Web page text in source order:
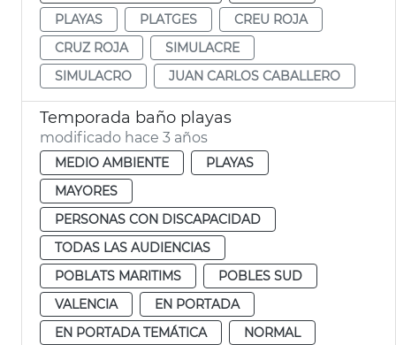
PLAYAS
PLATGES
CREU ROJA
CRUZ ROJA
SIMULACRE
SIMULACRO
JUAN CARLOS CABALLERO
Temporada baño playas
modificado hace 3 años
MEDIO AMBIENTE
PLAYAS
MAYORES
PERSONAS CON DISCAPACIDAD
TODAS LAS AUDIENCIAS
POBLATS MARITIMS
POBLES SUD
VALENCIA
EN PORTADA
EN PORTADA TEMÁTICA
NORMAL